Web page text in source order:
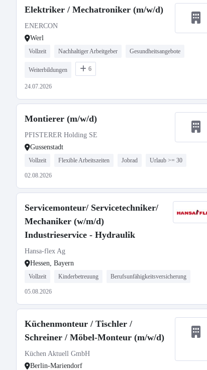
Elektriker / Mechatroniker (m/w/d)
ENERCON
Werl
Vollzeit Nachhaltiger Arbeitgeber Gesundheitsangebote
Weiterbildungen 6
24.07.2026
Montierer (m/w/d)
PFISTERER Holding SE
Gussenstadt
Vollzeit Flexible Arbeitszeiten Jobrad Urlaub >= 30
02.08.2026
Servicemonteur/ Servicetechniker/
Mechaniker (w/m/d)
Industrieservice - Hydraulik
Hansa-flex Ag
Hessen, Bayern
Vollzeit Kinderbetreuung Berufsunfähigkeitsversicherung
05.08.2026
Küchenmonteur / Tischler /
Schreiner / Möbel-Monteur (m/w/d)
Küchen Aktuell GmbH
Berlin-Mariendorf